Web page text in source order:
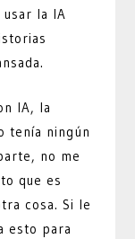
la IA
IA, la
tenía ningún
no me
que es
cosa. Si le
esto para